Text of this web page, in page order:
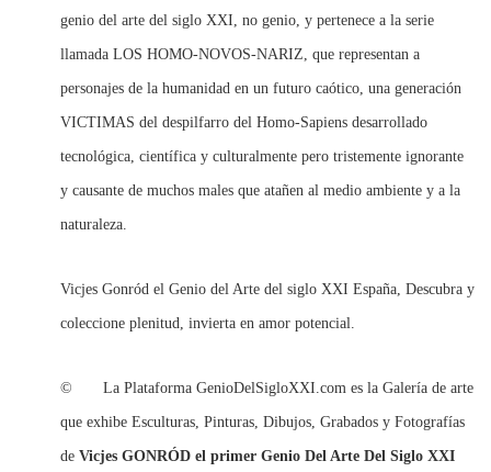
genio del arte del siglo XXI, no genio, y pertenece a la serie
llamada LOS HOMO-NOVOS-NARIZ, que representan a
personajes de la humanidad en un futuro caótico, una generación
VICTIMAS del despilfarro del Homo-Sapiens desarrollado
tecnológica, científica y culturalmente pero tristemente ignorante
y causante de muchos males que atañen al medio ambiente y a la
naturaleza.
Vicjes Gonród el Genio del Arte del siglo XXI España, Descubra y
coleccione plenitud, invierta en amor potencial.
© La Plataforma GenioDelSigloXXI.com es la Galería de arte
que exhibe Esculturas, Pinturas, Dibujos, Grabados y Fotografías
de Vicjes GONRÓD el primer Genio Del Arte Del Siglo XXI